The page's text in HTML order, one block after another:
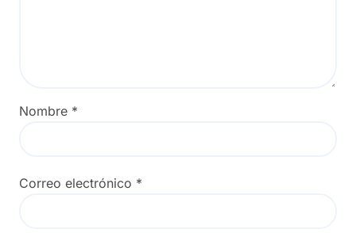
Nombre *
Correo electrónico *